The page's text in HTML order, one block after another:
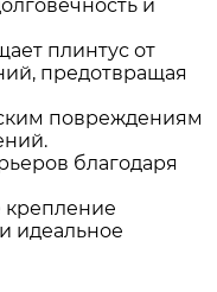
и
плинтус от
предотвращая
повреждениям
благодаря
крепление
идеальное